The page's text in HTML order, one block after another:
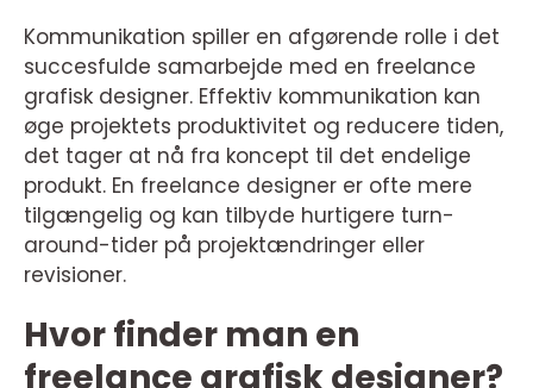
Kommunikation spiller en afgørende rolle i det
succesfulde samarbejde med en freelance
grafisk designer. Effektiv kommunikation kan
øge projektets produktivitet og reducere tiden,
det tager at nå fra koncept til det endelige
produkt. En freelance designer er ofte mere
tilgængelig og kan tilbyde hurtigere turn-
around-tider på projektændringer eller
revisioner.
Hvor finder man en
freelance grafisk designer?